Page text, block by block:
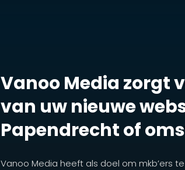
Vanoo Media zorgt
van uw nieuwe
Papendrecht of
Vanoo Media heeft als doel om mkb’ers